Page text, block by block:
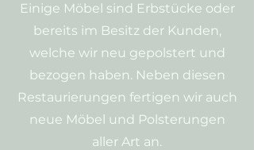
Einige Möbel sind Erbstücke oder
bereits im Besitz der Kunden,
welche wir neu gepolstert und
bezogen haben. Neben diesen
Restaurierungen fertigen wir auch
neue Möbel und Polsterungen
aller Art an.